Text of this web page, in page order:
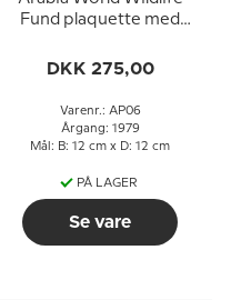
Fund plaquette med
Granthamianum
DKK 275,00
Varenr.: AP06
Årgang: 1979
Mål: B: 12 cm x D: 12 cm
PÅ LAGER
Se vare